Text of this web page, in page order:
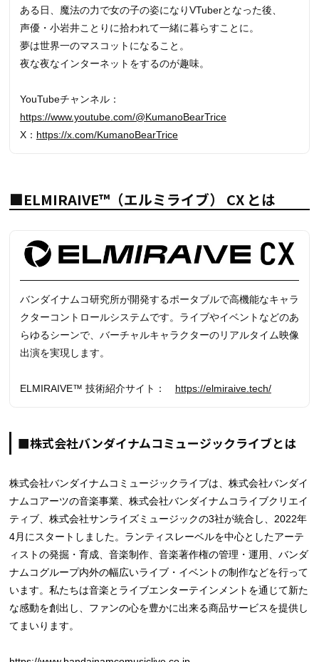
ある日、魔法の力で女の子の姿になりVTuberとなった後、
声優・小岩井ことりに拾われて一緒に暮らすことに。
夢は世界一のマスコットになること。
夜な夜なインターネットをするのが趣味。
YouTubeチャンネル：
https://www.youtube.com/@KumanoBearTrice
X： https://x.com/KumanoBearTrice
■ELMIRAIVE™（エルミライブ） CX とは
バンダイナムコ研究所が開発するポータブルで高機能なキャラ
クターコントロールシステムです。ライブやイベントなどのあ
らゆるシーンで、バーチャルキャラクターのリアルタイム映像
出演を実現します。
ELMIRAIVE™ 技術紹介サイト： https://elmiraive.tech/
■株式会社バンダイナムコミュージックライブとは
株式会社バンダイナムコミュージックライブは、株式会社バンダイ
ナムコアーツの音楽事業、株式会社バンダイナムコライブクリエイ
ティブ、株式会社サンライズミュージックの3社が統合し、2022年
4⽉にスタートしました。ランティスレーベルを中心としたアーテ
ィストの発掘・育成、音楽制作、音楽著作権の管理・運用、バンダ
ナムコグループ内外の幅広いライブ・イベントの制作などを行って
います。私たちは音楽とライブエンターテインメントを通じて新た
な感動を創出し、ファンの心を豊かに出来る商品サービスを提供し
てまいります。